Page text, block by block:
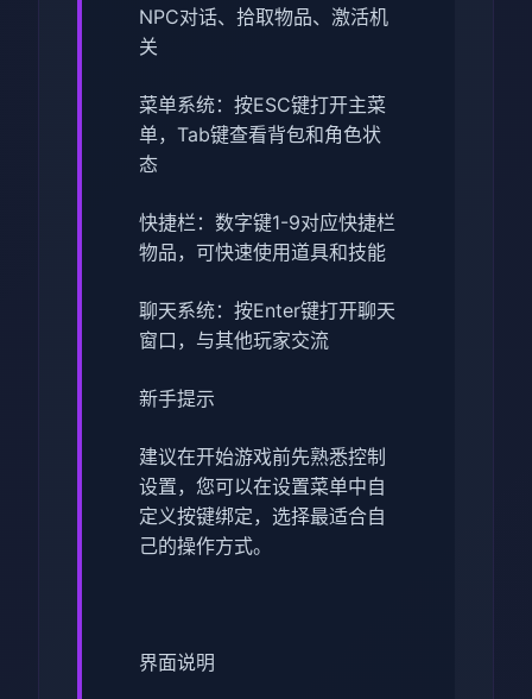
NPC对话、拾取物品、激活机
关
菜单系统：按ESC键打开主菜
单，Tab键查看背包和角色状
态
快捷栏：数字键1-9对应快捷栏
物品，可快速使用道具和技能
聊天系统：按Enter键打开聊天
窗口，与其他玩家交流
新手提示
建议在开始游戏前先熟悉控制
设置，您可以在设置菜单中自
定义按键绑定，选择最适合自
己的操作方式。
界面说明